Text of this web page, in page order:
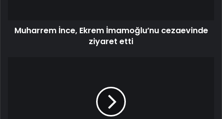
Muharrem İnce, Ekrem İmamoğlu’nu cezaevinde
ziyaret etti